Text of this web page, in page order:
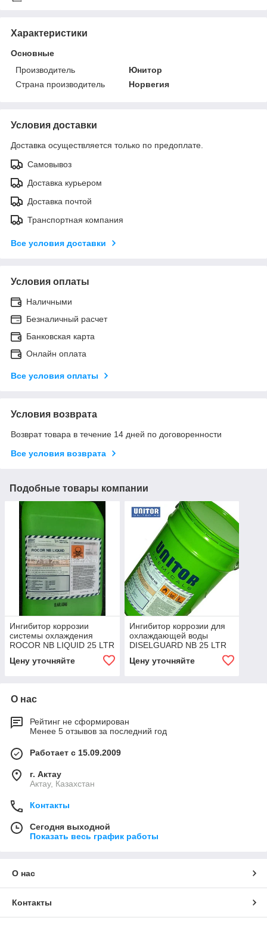
Характеристики
Основные
Производитель
Юнитор
Страна производитель
Норвегия
Условия доставки
Доставка осуществляется только по предоплате.
Самовывоз
Доставка курьером
Доставка почтой
Транспортная компания
Все условия доставки
Условия оплаты
Наличными
Безналичный расчет
Банковская карта
Онлайн оплата
Все условия оплаты
Условия возврата
Возврат товара в течение 14 дней по договоренности
Все условия возврата
Подобные товары компании
Ингибитор коррозии
системы охлаждения
ROCOR NB LIQUID 25 LTR
Цену уточняйте
Ингибитор коррозии для
охлаждающей воды
DISELGUARD NB 25 LTR
Цену уточняйте
О нас
Рейтинг не сформирован
Менее 5 отзывов за последний год
Работает с 15.09.2009
г. Актау
Актау, Казахстан
Контакты
Сегодня выходной
Показать весь график работы
О нас
Контакты